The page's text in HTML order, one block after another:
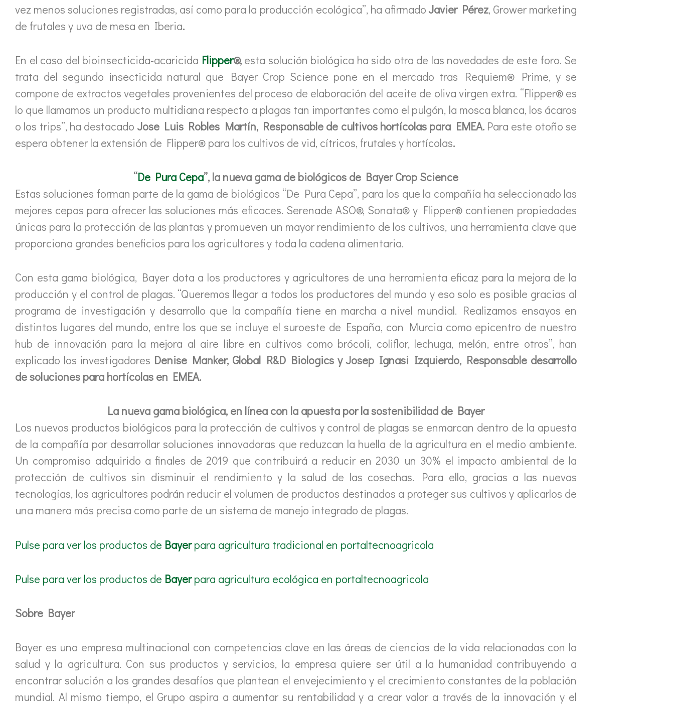
vez menos soluciones registradas, así como para la producción ecológica”, ha afirmado Javier Pérez, Grower marketing
de frutales y uva de mesa en Iberia.
En el caso del bioinsecticida-acaricida Flipper®,esta solución biológica ha sido otra de las novedades de este foro. Se
trata del segundo insecticida natural que Bayer Crop Science pone en el mercado tras Requiem® Prime, y se
compone de extractos vegetales provenientes del proceso de elaboración del aceite de oliva virgen extra. “Flipper® es
lo que llamamos un producto multidiana respecto a plagas tan importantes como el pulgón, la mosca blanca, los ácaros
o los trips”, ha destacado Jose Luis Robles Martín, Responsable de cultivos hortícolas para EMEA. Para este otoño se
espera obtener la extensión de Flipper® para los cultivos de vid, cítricos, frutales y hortícolas.
“De Pura Cepa”, la nueva gama de biológicos de Bayer Crop Science
Estas soluciones forman parte de la gama de biológicos “De Pura Cepa”, para los que la compañía ha seleccionado las
mejores cepas para ofrecer las soluciones más eficaces. Serenade ASO®, Sonata® y Flipper® contienen propiedades
únicas para la protección de las plantas y promueven un mayor rendimiento de los cultivos, una herramienta clave que
proporciona grandes beneficios para los agricultores y toda la cadena alimentaria.
Con esta gama biológica, Bayer dota a los productores y agricultores de una herramienta eficaz para la mejora de la
producción y el control de plagas. “Queremos llegar a todos los productores del mundo y eso solo es posible gracias al
programa de investigación y desarrollo que la compañía tiene en marcha a nivel mundial. Realizamos ensayos en
distintos lugares del mundo, entre los que se incluye el suroeste de España, con Murcia como epicentro de nuestro
hub de innovación para la mejora al aire libre en cultivos como brócoli, coliflor, lechuga, melón, entre otros”, han
explicado los investigadores Denise Manker, Global R&D Biologics y Josep Ignasi Izquierdo, Responsable desarrollo
de soluciones para hortícolas en EMEA.
La nueva gama biológica, en línea con la apuesta por la sostenibilidad de Bayer
Los nuevos productos biológicos para la protección de cultivos y control de plagas se enmarcan dentro de la apuesta
de la compañía por desarrollar soluciones innovadoras que reduzcan la huella de la agricultura en el medio ambiente.
Un compromiso adquirido a finales de 2019 que contribuirá a reducir en 2030 un 30% el impacto ambiental de la
protección de cultivos sin disminuir el rendimiento y la salud de las cosechas. Para ello, gracias a las nuevas
tecnologías, los agricultores podrán reducir el volumen de productos destinados a proteger sus cultivos y aplicarlos de
una manera más precisa como parte de un sistema de manejo integrado de plagas.
Pulse para ver los productos de Bayerpara agricultura tradicional en ​portaltecnoagricola
Pulse para ver los productos de Bayerpara agricultura ecológica en ​portaltecnoagricola
Sobre Bayer
Bayer es una empresa multinacional con competencias clave en las áreas de ciencias de la vida relacionadas con la
salud y la agricultura. Con sus productos y servicios, la empresa quiere ser útil a la humanidad contribuyendo a
encontrar solución a los grandes desafíos que plantean el envejecimiento y el crecimiento constantes de la población
mundial. Al mismo tiempo, el Grupo aspira a aumentar su rentabilidad y a crear valor a través de la innovación y el